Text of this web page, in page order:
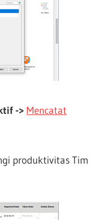
-> Mencatat
produktivitas Tim